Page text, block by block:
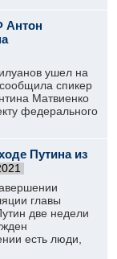
Антон
ушел на
спикер
Матвиенко
федерального
Путина из
главы
две недели
есть люди,